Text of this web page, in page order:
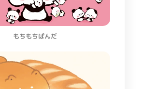
もちもちぱんだ